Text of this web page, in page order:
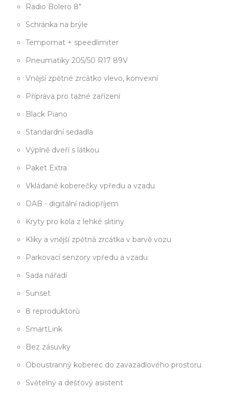
Radio Bolero 8"
Schránka na brýle
Tempomat + speedlimiter
Pneumatiky 205/50 R17 89V
Vnější zpětné zrcátko vlevo, konvexní
Příprava pro tažné zařízení
Black Piano
Standardní sedadla
Výplně dveří s látkou
Paket Extra
Vkládané koberečky vpředu a vzadu
DAB - digitální radiopříjem
Kryty pro kola z lehké slitiny
Kliky a vnější zpětná zrcátka v barvě vozu
Parkovací senzory vpředu a vzadu
Sada nářadí
Sunset
8 reproduktorů
SmartLink
Bez zásuvky
Oboustranný koberec do zavazadlového prostoru
Světelný a dešťový asistent